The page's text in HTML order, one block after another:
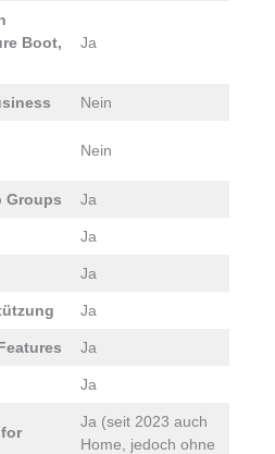
Boot,
Ja
Nein
Nein
Groups Ja
Ja
Ja
Ja
Ja
Ja
Ja (seit 2023 auch
Home, jedoch ohne